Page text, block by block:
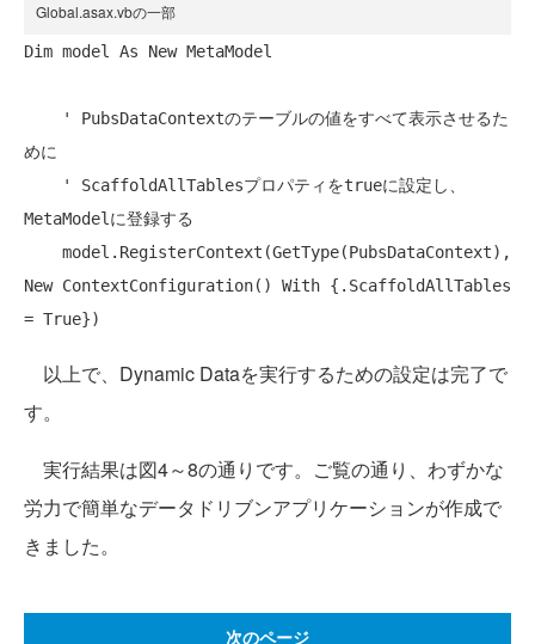
Global.asax.vbの一部
Dim model As New MetaModel
' PubsDataContextのテーブルの値をすべて表示させるた
めに
' ScaffoldAllTablesプロパティをtrueに設定し、
MetaModelに登録する
New ContextConfiguration() With {.ScaffoldAllTables
以上で、Dynamic Dataを実行するための設定は完了で
す。
実行結果は図4～8の通りです。ご覧の通り、わずかな
労力で簡単なデータドリブンアプリケーションが作成で
きました。
次のページ